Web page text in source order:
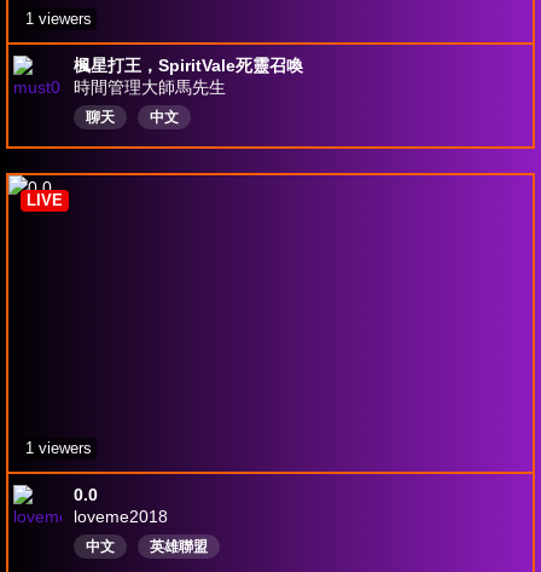
楓星打王，SpiritVale死靈召喚
時間管理大師馬先生
聊天 中文
1 viewers
0.0
loveme2018
中文 英雄聯盟
LIVE
1 viewers